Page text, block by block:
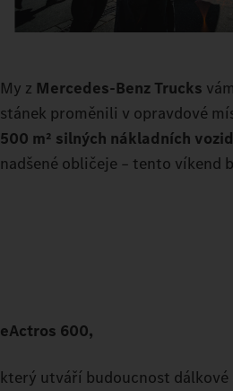
My z Mercedes-Benz Trucks vám
stánek proměnili v opravdové
500 m² silných nákladních
nadšené obličeje – tento víkend
eActros 600,
který utváří budoucnost dálkové